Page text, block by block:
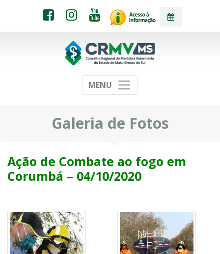
MENU
Galeria de Fotos
Ação de Combate ao fogo em
Corumbá – 04/10/2020